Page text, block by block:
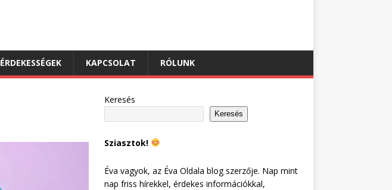
ÉRDEKESSÉGEK KAPCSOLAT RÓLUNK
Keresés
Keresés
Sziasztok!
Éva vagyok, az Éva Oldala blog szerzője. Nap mint
nap friss hírekkel, érdekes információkkal,